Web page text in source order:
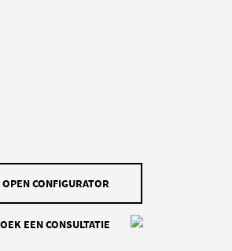
OPEN CONFIGURATOR
EEN CONSULTATIE